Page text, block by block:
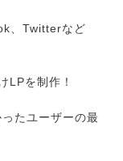
、Twitterなど
LPを制作！
たユーザーの最